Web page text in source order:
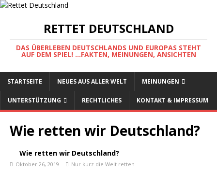
RETTET DEUTSCHLAND
DAS ÜBERLEBEN DEUTSCHLANDS UND EUROPAS STEHT
AUF DEM SPIEL! ...FAKTEN, MEINUNGEN, ANSICHTEN
STARTSEITE NEUES AUS ALLER WELT MEINUNGEN
UNTERSTÜTZUNG RECHTLICHES KONTAKT & IMPRESSUM
Wie retten wir Deutschland?
Wie retten wir Deutschland?
Oktober 26, 2019 Nur kurz die Welt retten